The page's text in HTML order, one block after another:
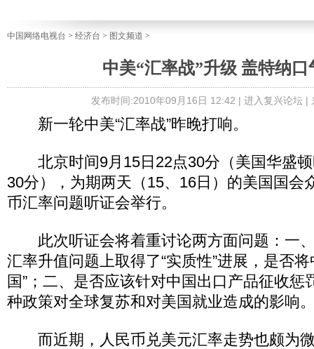
中国网络电视台 > 经济台 > 图文频道 >
中美“汇率战”升级 盖特纳口
发布时间:2010年09月16日 12:42 | 进入复兴论坛|
新一轮中美“汇率战”昨晚打响。
北京时间9月15日22点30分（美国华盛顿
30分），为期两天（15、16日）的美国国会
币汇率问题听证会举行。
此次听证会将着重讨论两方面问题：一
汇率升值问题上取得了“实质性”进展，是否
国”；二、是否应该针对中国出口产品征收惩
种政策对全球复苏和对美国就业造成的影响
而近期，人民币兑美元汇率走势也颇为